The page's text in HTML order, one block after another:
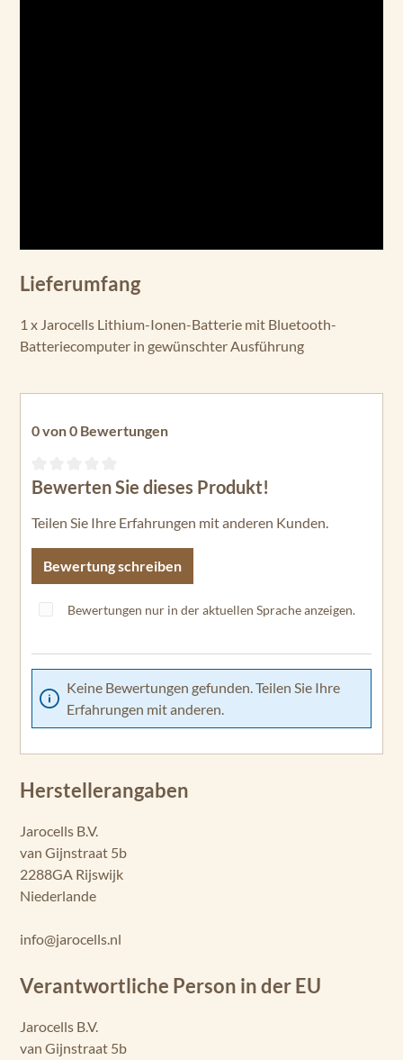
Lieferumfang
1 x Jarocells Lithium-Ionen-Batterie mit Bluetooth-
Batteriecomputer in gewünschter Ausführung
0 von 0 Bewertungen
Durchschnittliche Bewertung von 0 von 5 Sternen
Bewerten Sie dieses Produkt!
Teilen Sie Ihre Erfahrungen mit anderen Kunden.
Bewertung schreiben
Bewertungen nur in der aktuellen Sprache anzeigen.
Keine Bewertungen gefunden. Teilen Sie Ihre
Erfahrungen mit anderen.
Herstellerangaben
Jarocells B.V.
van Gijnstraat 5b
2288GA Rijswijk
Niederlande
info@jarocells.nl
Verantwortliche Person in der EU
Jarocells B.V.
van Gijnstraat 5b